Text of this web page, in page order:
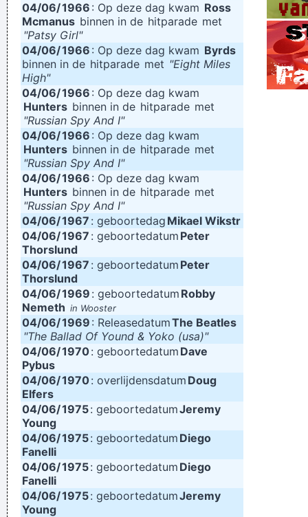
04/06/1966 : Op deze dag kwam Ross
Mcmanus binnen in de hitparade met
"Patsy Girl"
04/06/1966 : Op deze dag kwam Byrds
binnen in de hitparade met "Eight Miles
High"
04/06/1966 : Op deze dag kwam
Hunters binnen in de hitparade met
"Russian Spy And I"
04/06/1966 : Op deze dag kwam
Hunters binnen in de hitparade met
"Russian Spy And I"
04/06/1966 : Op deze dag kwam
Hunters binnen in de hitparade met
"Russian Spy And I"
04/06/1967 : geboortedag Mikael Wikstr
04/06/1967 : geboortedatum Peter
Thorslund
04/06/1967 : geboortedatum Peter
Thorslund
04/06/1969 : geboortedatum Robby
Nemeth in Wooster
04/06/1969 : ReleasedatumThe Beatles
"The Ballad Of Yound & Yoko (usa)"
04/06/1970: geboortedatum Dave
Pybus
04/06/1970: overlijdensdatum Doug
Elfers
04/06/1975: geboortedatumJeremy
Young
04/06/1975: geboortedatum Diego
Fanelli
04/06/1975: geboortedatum Diego
Fanelli
04/06/1975: geboortedatumJeremy
Young